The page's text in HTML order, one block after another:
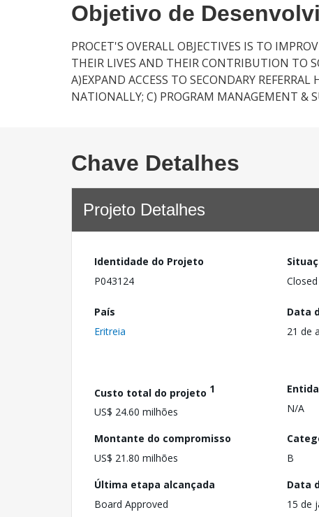
Objetivo de
PROCET'S OVERALL OBJECTIVES IS TO
THEIR LIVES AND THEIR CONTRIBUTION TO
A)EXPAND ACCESS TO SECONDARY
NATIONALLY; C) PROGRAM MANAGEMENT &
Chave Detalhes
Projeto Detalhes
Identidade do Projeto
P043124
Closed
País
Eritreia
Data
21 de
Custo total do projeto 1
US$ 24.60 milhões
N/A
Montante do compromisso
US$ 21.80 milhões
B
Última etapa alcançada
Board Approved
Data
15 de